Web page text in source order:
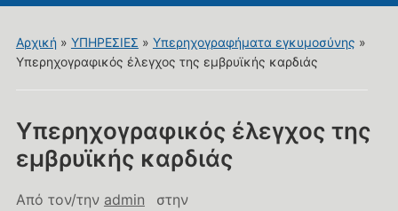
μενού
για
κινητά
Αρχική » ΥΠΗΡΕΣΙΕΣ » Υπερηχογραφήματα εγκυμοσύνης »
Υπερηχογραφικός έλεγχος της εμβρυϊκής καρδιάς
Υπερηχογραφικός έλεγχος της
εμβρυϊκής καρδιάς
Από τον/την admin στην